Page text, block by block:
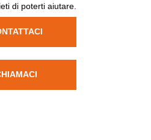
di poterti aiutare.